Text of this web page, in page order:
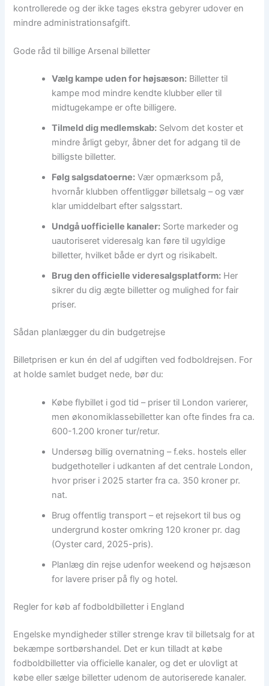
kontrollerede og der ikke tages ekstra gebyrer udover en
mindre administrationsafgift.
Gode råd til billige Arsenal billetter
Vælg kampe uden for højsæson: Billetter til
kampe mod mindre kendte klubber eller til
midtugekampe er ofte billigere.
Tilmeld dig medlemskab: Selvom det koster et
mindre årligt gebyr, åbner det for adgang til de
billigste billetter.
Følg salgsdatoerne: Vær opmærksom på,
hvornår klubben offentliggør billetsalg – og vær
klar umiddelbart efter salgsstart.
Undgå uofficielle kanaler: Sorte markeder og
uautoriseret videresalg kan føre til ugyldige
billetter, hvilket både er dyrt og risikabelt.
Brug den officielle videresalgsplatform: Her
sikrer du dig ægte billetter og mulighed for fair
priser.
Sådan planlægger du din budgetrejse
Billetprisen er kun én del af udgiften ved fodboldrejsen. For
at holde samlet budget nede, bør du:
Købe flybillet i god tid – priser til London varierer,
men økonomiklassebilletter kan ofte findes fra ca.
600-1.200 kroner tur/retur.
Undersøg billig overnatning – f.eks. hostels eller
budgethoteller i udkanten af det centrale London,
hvor priser i 2025 starter fra ca. 350 kroner pr.
nat.
Brug offentlig transport – et rejsekort til bus og
undergrund koster omkring 120 kroner pr. dag
(Oyster card, 2025-pris).
Planlæg din rejse udenfor weekend og højsæson
for lavere priser på fly og hotel.
Regler for køb af fodboldbilletter i England
Engelske myndigheder stiller strenge krav til billetsalg for at
bekæmpe sortbørshandel. Det er kun tilladt at købe
fodboldbilletter via officielle kanaler, og det er ulovligt at
købe eller sælge billetter udenom de autoriserede kanaler.